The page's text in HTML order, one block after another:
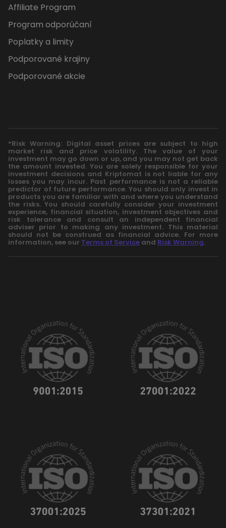
Affiliate Program
Program odporúčaní
Poplatky a limity
Podporované krajiny
Podporované akcie
*Risk Warning: Digital asset prices are subject to high
market risk and price volatility. The value of your
investment may go down or up, and you may not get back
the amount invested. You are solely responsible for your
investment decisions and Kriptomat is not liable for any
losses you may incur. Past performance is not a reliable
predictor of future performance. You should only invest in
products you are familiar with and where you understand
the risks. You should carefully consider your investment
experience, financial situation, investment objectives and
risk tolerance and consult an independent financial
adviser prior to making any investment. This material
should not be construed as financial advice. For more
information, see our Terms of Service and Risk Warning.